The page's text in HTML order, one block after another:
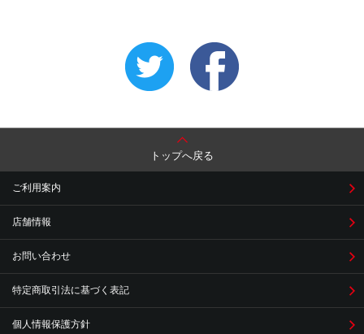
トップへ戻る
ご利用案内
店舗情報
お問い合わせ
特定商取引法に基づく表記
個人情報保護方針